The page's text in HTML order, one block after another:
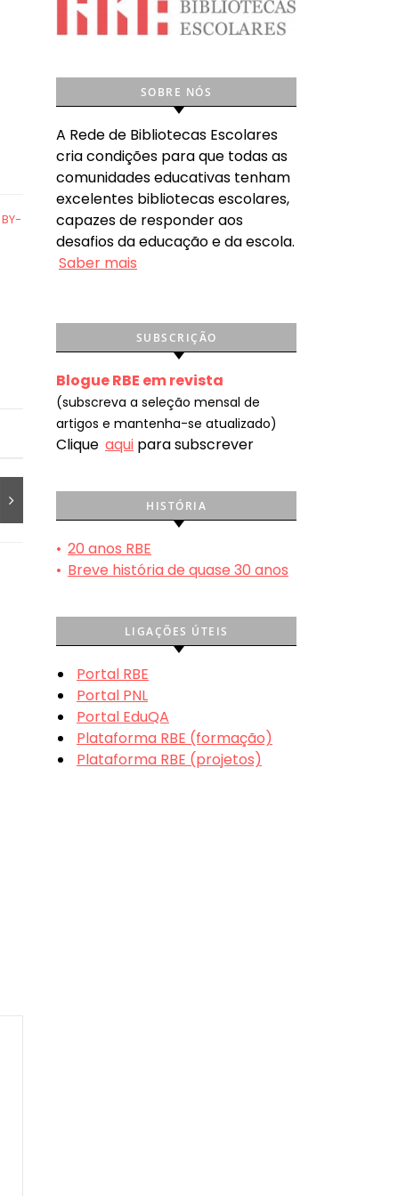
SOBRE NÓS
A Rede de Bibliotecas Escolares
cria condições para que todas as
comunidades educativas tenham
excelentes bibliotecas escolares,
capazes de responder aos
desafios da educação e da escola.
Saber mais
SUBSCRIÇÃO
Blogue RBE em revista
(subscreva a seleção mensal de
artigos e mantenha-se atualizado)
Clique aqui para subscrever
HISTÓRIA
• 20 anos RBE
• Breve história de quase 30 anos
LIGAÇÕES ÚTEIS
Portal RBE
Portal PNL
Portal EduQA
Plataforma RBE (formação)
Plataforma RBE (projetos)